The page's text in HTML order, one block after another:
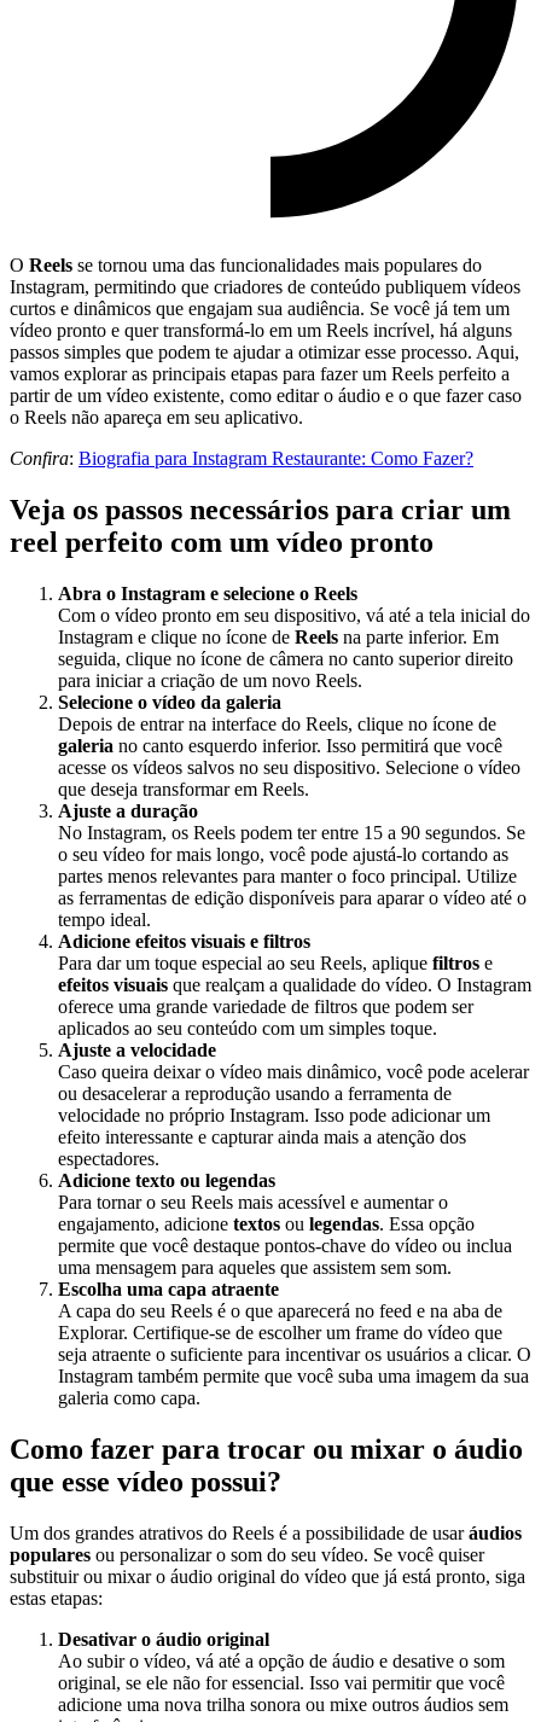
O Reels se tornou uma das funcionalidades mais populares do
Instagram, permitindo que criadores de conteúdo publiquem vídeos
curtos e dinâmicos que engajam sua audiência. Se você já tem um
vídeo pronto e quer transformá-lo em um Reels incrível, há alguns
passos simples que podem te ajudar a otimizar esse processo. Aqui,
vamos explorar as principais etapas para fazer um Reels perfeito a
partir de um vídeo existente, como editar o áudio e o que fazer caso
o Reels não apareça em seu aplicativo.
Confira: Biografia para Instagram Restaurante: Como Fazer?
Veja os passos necessários para criar um
reel perfeito com um vídeo pronto
Abra o Instagram e selecione o Reels
Com o vídeo pronto em seu dispositivo, vá até a tela inicial do
Instagram e clique no ícone de Reels na parte inferior. Em
seguida, clique no ícone de câmera no canto superior direito
para iniciar a criação de um novo Reels.
Selecione o vídeo da galeria
Depois de entrar na interface do Reels, clique no ícone de
galeria no canto esquerdo inferior. Isso permitirá que você
acesse os vídeos salvos no seu dispositivo. Selecione o vídeo
que deseja transformar em Reels.
Ajuste a duração
No Instagram, os Reels podem ter entre 15 a 90 segundos. Se
o seu vídeo for mais longo, você pode ajustá-lo cortando as
partes menos relevantes para manter o foco principal. Utilize
as ferramentas de edição disponíveis para aparar o vídeo até o
tempo ideal.
Adicione efeitos visuais e filtros
Para dar um toque especial ao seu Reels, aplique filtros e
efeitos visuais que realçam a qualidade do vídeo. O Instagram
oferece uma grande variedade de filtros que podem ser
aplicados ao seu conteúdo com um simples toque.
Ajuste a velocidade
Caso queira deixar o vídeo mais dinâmico, você pode acelerar
ou desacelerar a reprodução usando a ferramenta de
velocidade no próprio Instagram. Isso pode adicionar um
efeito interessante e capturar ainda mais a atenção dos
espectadores.
Adicione texto ou legendas
Para tornar o seu Reels mais acessível e aumentar o
engajamento, adicione textos ou legendas. Essa opção
permite que você destaque pontos-chave do vídeo ou inclua
uma mensagem para aqueles que assistem sem som.
Escolha uma capa atraente
A capa do seu Reels é o que aparecerá no feed e na aba de
Explorar. Certifique-se de escolher um frame do vídeo que
seja atraente o suficiente para incentivar os usuários a clicar. O
Instagram também permite que você suba uma imagem da sua
galeria como capa.
Como fazer para trocar ou mixar o áudio
que esse vídeo possui?
Um dos grandes atrativos do Reels é a possibilidade de usaráudios
populares ou personalizar o som do seu vídeo. Se você quiser
substituir ou mixar o áudio original do vídeo que já está pronto, siga
estas etapas:
Desativar o áudio original
Ao subir o vídeo, vá até a opção de áudio e desative o som
original, se ele não for essencial. Isso vai permitir que você
adicione uma nova trilha sonora ou mixe outros áudios sem